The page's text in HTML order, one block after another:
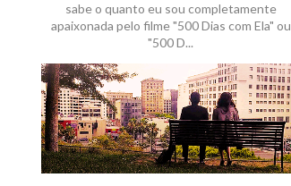
sabe o quanto eu sou completamente
apaixonada pelo filme "500 Dias com Ela" ou
"500 D...